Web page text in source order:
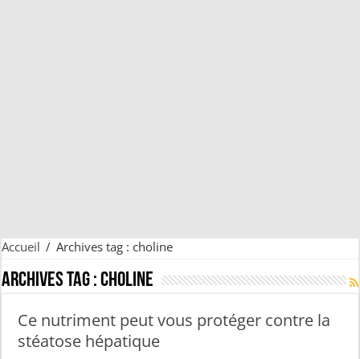
Accueil / Archives tag : choline
Archives tag :choline
Ce nutriment peut vous protéger contre la
stéatose hépatique